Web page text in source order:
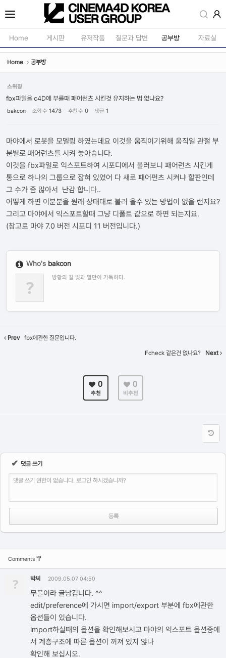
Home 게시판
공지사항
강의소식
사진첩
구인 / 홍보 / 프로젝트 의뢰
유저그룹방송
유저그룹세미나
유저작품 질문과 답변 공부방 자료실
애니메이션 / 리깅 /
기타
Home 공부방
스위칭
fbx파일을 c4D에 부를때 패어런츠 시킨것 유지하는 법 없나요?
bakcon 조회 수 1473 추천 수 0 댓글 1
마야에서 로봇을 모델링 하였는데요 이것을 움직이기위해 움직일 관절 부
분별로 패어런츠를 시켜 놓아습니다.
이것을 fbx파일로 익스포트하여 시포디에서 불러보니 패어런츠 시킨게
통으로 하나의 그룹으로 잡혀 있었어 다 새로 패어펀츠 시켜냐 할판인데
그 수가 좀 많아서 난감 합니다..
어떻게 하면 이분분을 원래 상태대로 불러 올수 있는 방법이 없을 런지요?
그리고 마야에서 익스포트할때 그냥 디폴트 값으로 하면 되는지요.
(참고로 마야 7.0 버전 시포디 11 버전입니다.)
Who's bakcon
? 방황의 길 빛과 열만이 가득하다.
Prev fbx에관한 질문입니다.
Fcheck 같은건 없나요? Next
0
추천
0
비추천
✔ 댓글 쓰기
댓글 쓰기 권한이 없습니다. 로그인 하시겠습니까?
Comments '1'
? 박씨 2009.05.07 04:50
무플이라 글남깁니다. ^^
edit/preference에 가시면 import/export 부분에 fbx에관한
옵션들이 있습니다.
import하실때의 옵션을 확인해보시고 마야의 익스포트 옵션중에
서 계층구조에 따른 옵션이 꺼져 있지 않나
확인해 보십시오.
Sketchbook5, 스케치북5
Sketchbook5, 스케치북5